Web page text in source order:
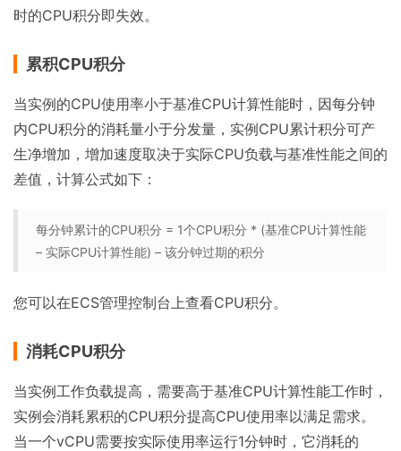
时的CPU积分即失效。
累积CPU积分
当实例的CPU使用率小于基准CPU计算性能时，因每分钟
内CPU积分的消耗量小于分发量，实例CPU累计积分可产
生净增加，增加速度取决于实际CPU负载与基准性能之间的
差值，计算公式如下：
每分钟累计的CPU积分 = 1个CPU积分 * (基准CPU计算性能
– 实际CPU计算性能) – 该分钟过期的积分
您可以在ECS管理控制台上查看CPU积分。
消耗CPU积分
当实例工作负载提高，需要高于基准CPU计算性能工作时，
实例会消耗累积的CPU积分提高CPU使用率以满足需求。
当一个vCPU需要按实际使用率运行1分钟时，它消耗的